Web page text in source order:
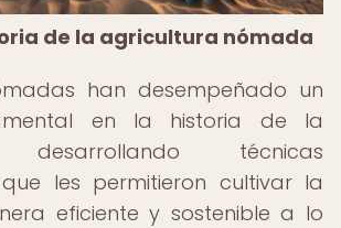
de la agricultura nómada
han desempeñado un
en la historia de la
desarrollando técnicas
les permitieron cultivar la
eficiente y sostenible a lo